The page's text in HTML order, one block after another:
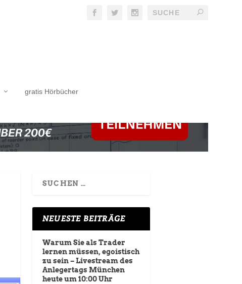
gratis Hörbücher
NEUESTE BEITRÄGE
Warum Sie als Trader
lernen müssen, egoistisch
zu sein – Livestream des
Anlegertags München
heute um 10:00 Uhr